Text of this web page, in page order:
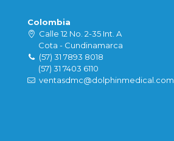
Colombia
Calle 12 No. 2-35 Int. A
Cota - Cundinamarca
(57) 31 7893 8018
(57) 31 7403 6110
ventasdmc@dolphinmedical.com